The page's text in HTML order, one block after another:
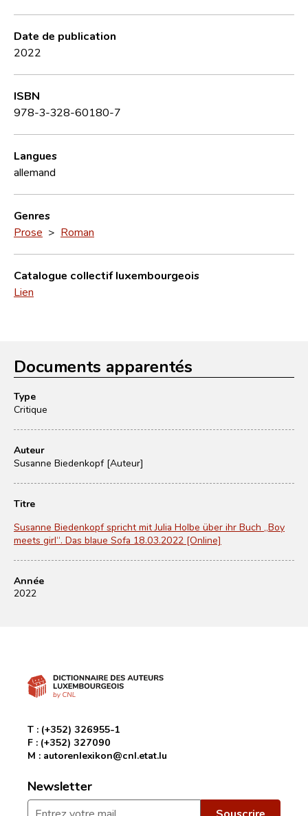
Date de publication
2022
ISBN
978-3-328-60180-7
Langues
allemand
Genres
Prose > Roman
Catalogue collectif luxembourgeois
Lien
Documents apparentés
Type
Critique
Auteur
Susanne Biedenkopf [Auteur]
Titre
Susanne Biedenkopf spricht mit Julia Holbe über ihr Buch „Boy
meets girl“. Das blaue Sofa 18.03.2022 [Online]
Année
2022
T : (+352) 326955-1
F : (+352) 327090
M : autorenlexikon@cnl.etat.lu
Newsletter